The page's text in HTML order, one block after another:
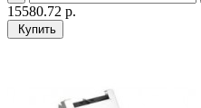
15580.72 р.
Купить